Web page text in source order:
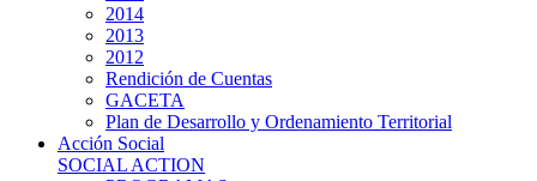
2014
2013
2012
Rendición de Cuentas
GACETA
Plan de Desarrollo y Ordenamiento Territorial
Acción Social
SOCIAL ACTION